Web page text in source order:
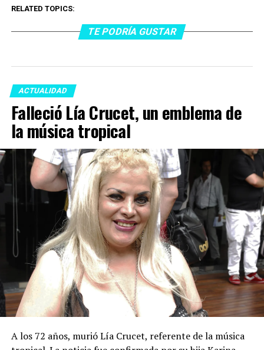
RELATED TOPICS:
TE PODRÍA GUSTAR
ACTUALIDAD
Falleció Lía Crucet, un emblema de
la música tropical
A los 72 años, murió Lía Crucet, referente de la música